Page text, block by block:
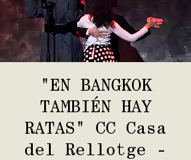
"EN BANGKOK
TAMBIÉN HAY
RATAS" CC Casa
del Rellotge -